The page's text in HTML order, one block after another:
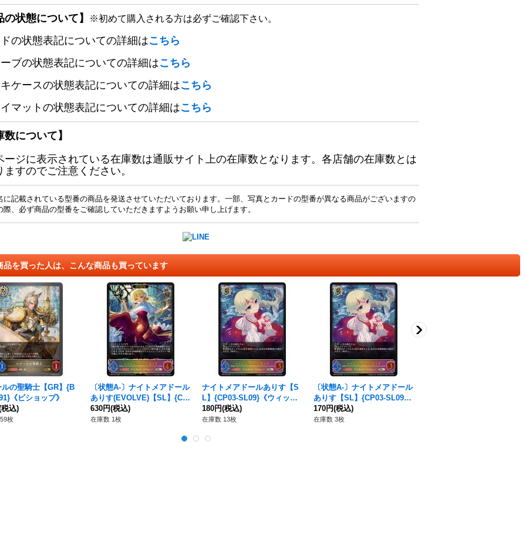
の状態について】 ※初めて購入される方は必ずご確認下さい。
の状態表記についての詳細はこちら
ブの状態表記についての詳細はこちら
ケースの状態表記についての詳細はこちら
マットの状態表記についての詳細はこちら
数について】
ージに表示されている在庫数は通販サイト上の在庫数となります。各店舗の在庫数とは
ますのでご注意ください。
記載されている型番の商品を発送させていただいております。一部、写真とカードの型番が異なる商品がございますの
際、必ず商品の型番をご確認していただきますようお願い申し上げます。
品を買った人は、こんな商品も買っています
ルの聖騎士【GR】{B
《ビショップ》
税込)
枚
〔状態A-〕ナイトメアドール
ありす(EVOLVE)【SL】{CP
03-SL10}《ウィッチ》
630円(税込)
在庫数 1枚
ナイトメアドールありす【S
L】{CP03-SL09}《ウィッ
チ》
180円(税込)
在庫数 13枚
〔状態A-〕ナイトメアドール
ありす【SL】{CP03-SL09}
《ウィッチ》
170円(税込)
在庫数 3枚